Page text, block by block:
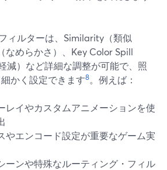
ィルターは、Similarity（類似
なめらかさ）、Key Color Spill
減）など詳細な調整が可能で、照
かく設定できます8。例えば：
レイやカスタムアニメーションを使
やエンコード設定が重要なゲーム実
ーンや特殊なルーティング・フィル